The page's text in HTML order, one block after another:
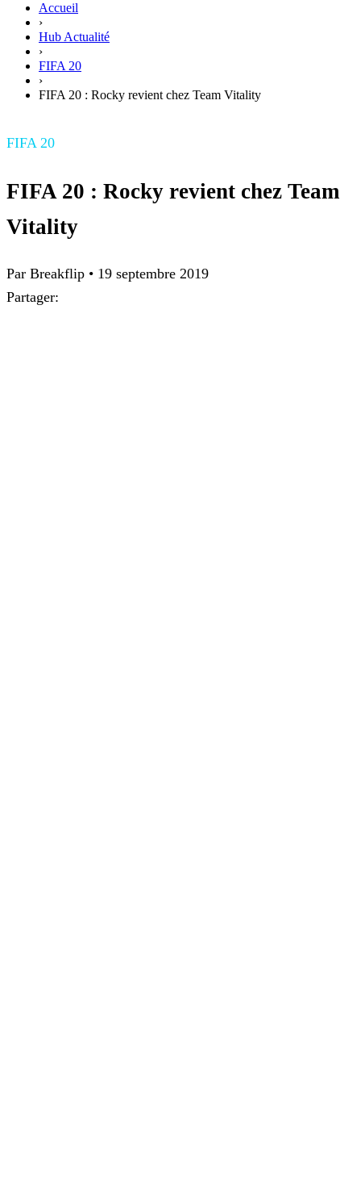
Accueil
›
Hub Actualité
›
FIFA 20
›
FIFA 20 : Rocky revient chez Team Vitality
FIFA 20
FIFA 20 : Rocky revient chez Team
Vitality
Par Breakflip • 19 septembre 2019
Partager: